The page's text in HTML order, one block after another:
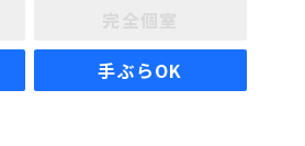
手ぶらOK